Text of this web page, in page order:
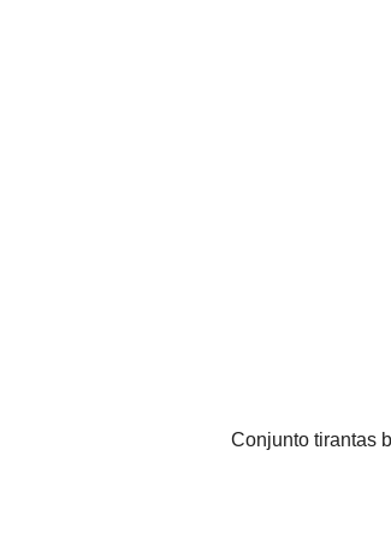
VISTA
Conjunto tirantas